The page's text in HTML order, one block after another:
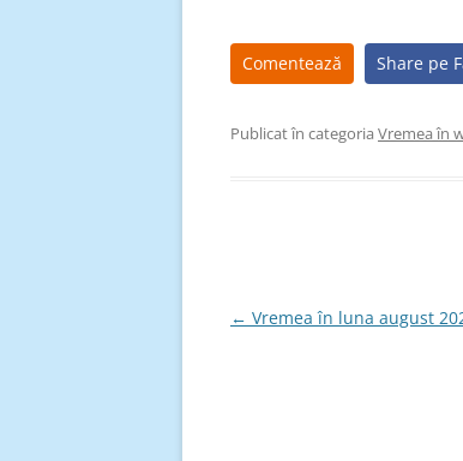
Comentează Share pe
Publicat în categoria Vremea în
Navigare
← Vremea în luna august